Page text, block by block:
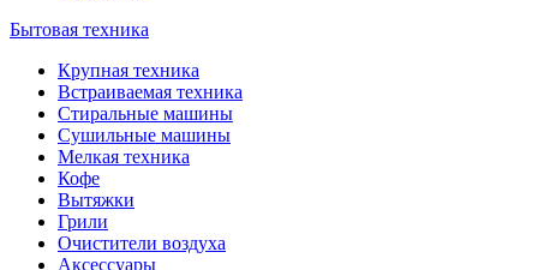
Бытовая техника
Крупная техника
Встраиваемая техника
Стиральные машины
Сушильные машины
Мелкая техника
Кофе
Вытяжки
Грили
Очистители воздуха
Аксессуары